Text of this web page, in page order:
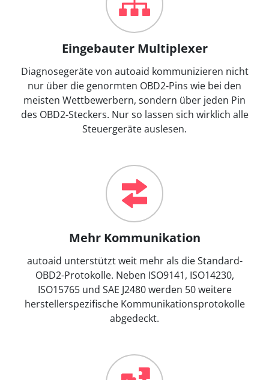
Eingebauter Multiplexer
Diagnosegeräte von autoaid kommunizieren nicht
nur über die genormten OBD2-Pins wie bei den
meisten Wettbewerbern, sondern über jeden Pin
des OBD2-Steckers. Nur so lassen sich wirklich alle
Steuergeräte auslesen.
Mehr Kommunikation
autoaid unterstützt weit mehr als die Standard-
OBD2-Protokolle. Neben ISO9141, ISO14230,
ISO15765 und SAE J2480 werden 50 weitere
herstellerspezifische Kommunikationsprotokolle
abgedeckt.